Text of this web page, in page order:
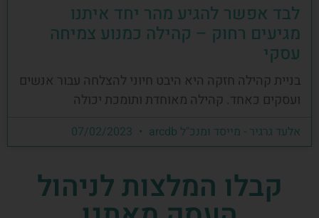
לבד אפשר להגיע מהר יחד איתנו
מגיעים רחוק – קהילה כמנוע צמיחה
עסקי
בניית קהילה חזקה היא היבט חיוני להצלחה עבור אנשים
ועסקים כאחד. קהילה מאוחדת ותומכת יכולה
אלעד גרגיר - מייסד ומנכ"ל arcdb
קבלו המלצות לניהול